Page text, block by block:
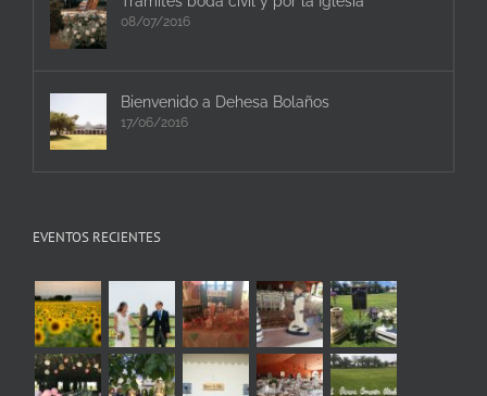
08/07/2016
Bienvenido a Dehesa Bolaños
17/06/2016
EVENTOS RECIENTES